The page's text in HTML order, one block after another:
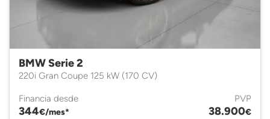
BMW Serie 2
220i Gran Coupe 125 kW (170 CV)
Financia desde
344€/mes*
PVP
38.900€